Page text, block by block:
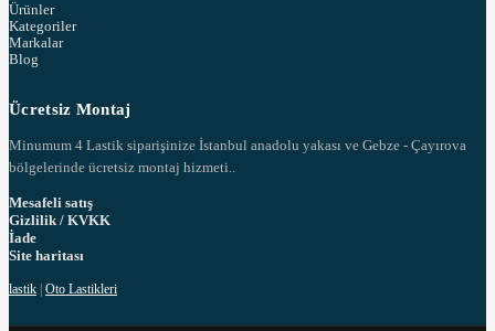
Ürünler
Kategoriler
Markalar
Blog
Ücretsiz Montaj
Minumum 4 Lastik siparişinize İstanbul anadolu yakası ve Gebze - Çayırova
bölgelerinde ücretsiz montaj hizmeti..
Mesafeli satış
Gizlilik / KVKK
İade
Site haritası
lastik Oto Lastikleri